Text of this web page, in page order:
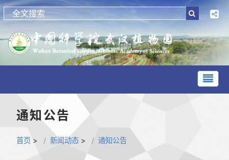
通知公告
首页 > 新闻动态 > 通知公告